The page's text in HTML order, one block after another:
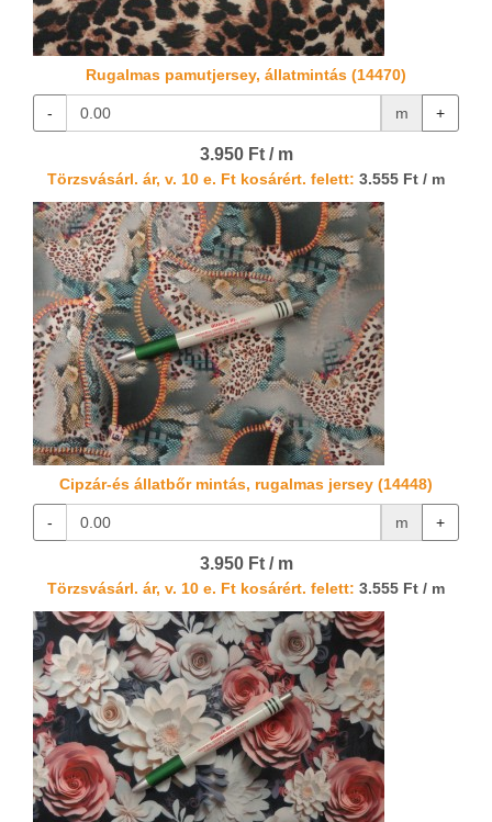
Rugalmas pamutjersey, állatmintás (14470)
- m +
3.950 Ft / m
Törzsvásárl. ár, v. 10 e. Ft kosárért. felett: 3.555 Ft / m
Cipzár-és állatbőr mintás, rugalmas jersey (14448)
- m +
3.950 Ft / m
Törzsvásárl. ár, v. 10 e. Ft kosárért. felett: 3.555 Ft / m